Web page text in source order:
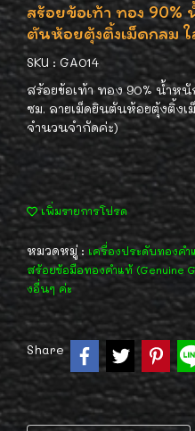
สร้อยข้อเท้า ทอง
ตันห้อยตุ้งติ้งเม็ดกลม ใ
SKU : GA014
สร้อยข้อเท้า ทอง 90% น้ำห
ซม. ลายเม็ดยินตันห้อยตุ้งติ้ง
จำนวนจำกัดค่ะ)
เพิ่มรายการโปรด
หมวดหมู่ : เครื่องประดับทองคำ
สร้อยข้อมือทองคำแท้ (Genuine
งอื่นๆ ค่ะ
Share